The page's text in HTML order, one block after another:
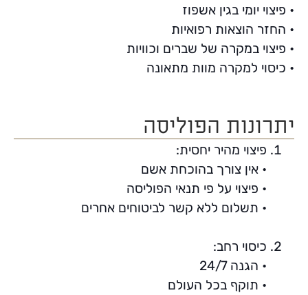
• פיצוי יומי בגין אשפוז
• החזר הוצאות רפואיות
• פיצוי במקרה של שברים וכוויות
• כיסוי למקרה מוות מתאונה
יתרונות הפוליסה
פיצוי מהיר יחסית:
• אין צורך בהוכחת אשם
• פיצוי על פי תנאי הפוליסה
• תשלום ללא קשר לביטוחים אחרים
כיסוי רחב:
• הגנה 24/7
• תוקף בכל העולם